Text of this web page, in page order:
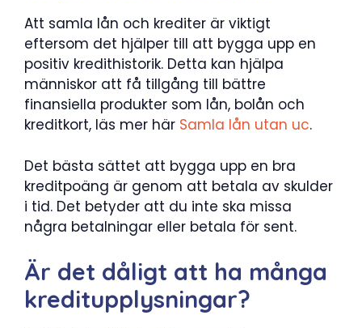
Att samla lån och krediter är viktigt
eftersom det hjälper till att bygga upp en
positiv kredithistorik. Detta kan hjälpa
människor att få tillgång till bättre
finansiella produkter som lån, bolån och
kreditkort, läs mer här Samla lån utan uc.
Det bästa sättet att bygga upp en bra
kreditpoäng är genom att betala av skulder
i tid. Det betyder att du inte ska missa
några betalningar eller betala för sent.
Är det dåligt att ha många
kreditupplysningar?